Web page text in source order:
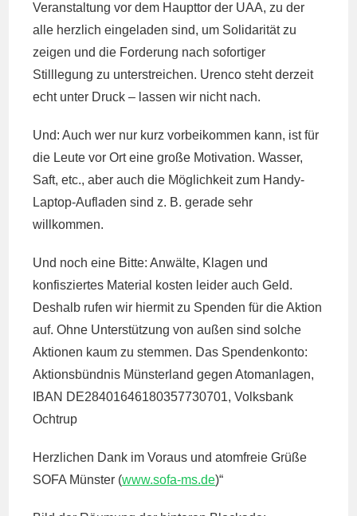
Veranstaltung vor dem Haupttor der UAA, zu der
alle herzlich eingeladen sind, um Solidarität zu
zeigen und die Forderung nach sofortiger
Stilllegung zu unterstreichen. Urenco steht derzeit
echt unter Druck – lassen wir nicht nach.
Und: Auch wer nur kurz vorbeikommen kann, ist für
die Leute vor Ort eine große Motivation. Wasser,
Saft, etc., aber auch die Möglichkeit zum Handy-
Laptop-Aufladen sind z. B. gerade sehr
willkommen.
Und noch eine Bitte: Anwälte, Klagen und
konfisziertes Material kosten leider auch Geld.
Deshalb rufen wir hiermit zu Spenden für die Aktion
auf. Ohne Unterstützung von außen sind solche
Aktionen kaum zu stemmen. Das Spendenkonto:
Aktionsbündnis Münsterland gegen Atomanlagen,
IBAN DE28401646180357730701, Volksbank
Ochtrup
Herzlichen Dank im Voraus und atomfreie Grüße
SOFA Münster (www.sofa-ms.de)“